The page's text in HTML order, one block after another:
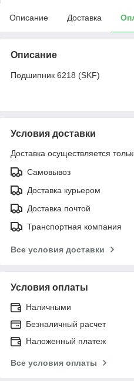
Описание Доставка
Описание
Подшипник 6218 (SKF)
Условия доставки
Доставка осуществляется
Самовывоз
Доставка курьером
Доставка почтой
Транспортная компания
Все условия доставки
Условия оплаты
Наличными
Безналичный расчет
Наложенный платеж
Все условия оплаты